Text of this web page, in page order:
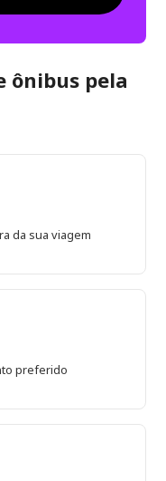
ônibus pela
da sua viagem
preferido